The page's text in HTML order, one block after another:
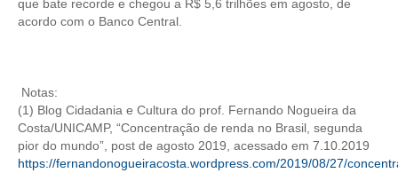
que bate recorde e chegou a R$ 5,6 trilhões em agosto, de
acordo com o Banco Central.
Notas:
(1) Blog Cidadania e Cultura do prof. Fernando Nogueira da
Costa/UNICAMP, “Concentração de renda no Brasil, segunda
pior do mundo”, post de agosto 2019, acessado em 7.10.2019
https://fernandonogueiracosta.wordpress.com/2019/08/27/